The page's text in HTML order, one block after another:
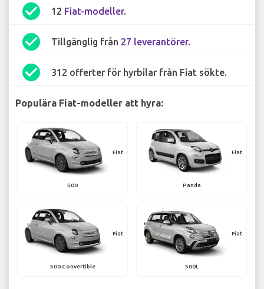
check_circle 12 Fiat-modeller.
check_circle Tillgänglig från 27 leverantörer.
check_circle 312 offerter för hyrbilar från Fiat sökte.
Populära Fiat-modeller att hyra:
Fiat
500
Fiat
Panda
Fiat
500 Convertible
Fiat
500L